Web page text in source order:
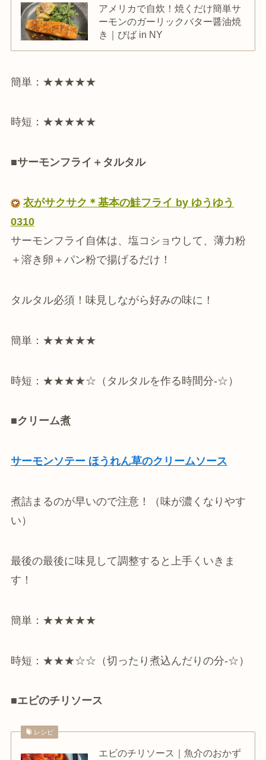
アメリカで自炊！焼くだけ簡単サ
ーモンのガーリックバター醤油焼
き｜びば in NY
簡単：★★★★★
時短：★★★★★
■サーモンフライ＋タルタル
衣がサクサク＊基本の鮭フライ by ゆうゆう
0310
サーモンフライ自体は、塩コショウして、薄力粉
＋溶き卵＋パン粉で揚げるだけ！
タルタル必須！味見しながら好みの味に！
簡単：★★★★★
時短：★★★★☆（タルタルを作る時間分-☆）
■クリーム煮
サーモンソテー ほうれん草のクリームソース
煮詰まるのが早いので注意！（味が濃くなりやす
い）
最後の最後に味見して調整すると上手くいきま
す！
簡単：★★★★★
時短：★★★☆☆（切ったり煮込んだりの分-☆）
■エビのチリソース
レシピ
エビのチリソース｜魚介のおかず